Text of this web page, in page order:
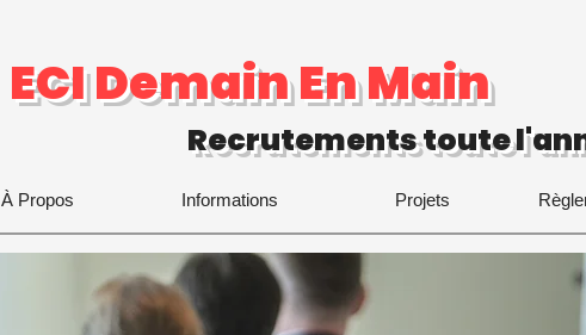
ECI Demain En Main
Recrutements toute
À Propos Informations Projets